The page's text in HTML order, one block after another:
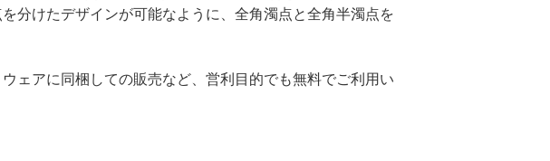
分けたデザインが可能なように、全角濁点と全角半濁点を
ェアに同梱しての販売など、営利目的でも無料でご利用い